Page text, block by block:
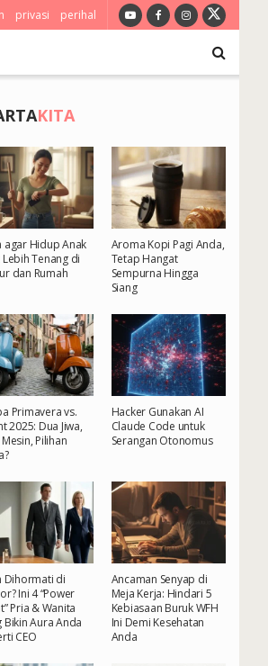
privasi perihal
KITA
agar Hidup Anak
Lebih Tenang di
dan Rumah
Aroma Kopi Pagi Anda,
Tetap Hangat
Sempurna Hingga
Siang
Primavera vs.
2025: Dua Jiwa,
Mesin, Pilihan
Hacker Gunakan AI
Claude Code untuk
Serangan Otonomus
Dihormati di
Ini 4 “Power
Pria & Wanita
Bikin Aura Anda
CEO
Ancaman Senyap di
Meja Kerja: Hindari 5
Kebiasaan Buruk WFH
Ini Demi Kesehatan
Anda